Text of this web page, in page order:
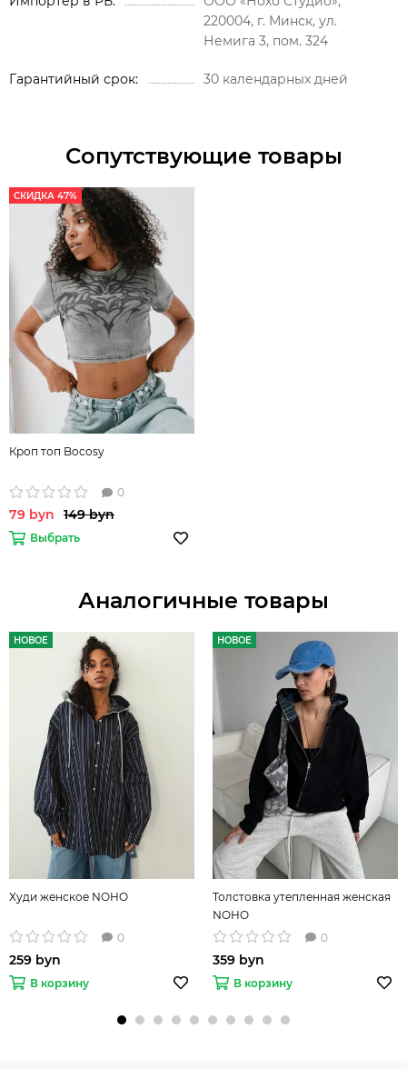
220004, г. Минск, ул.
Немига 3, пом. 324
Гарантийный срок 30 календарных дней
Сопутствующие товары
СКИДКА 47%
Кроп топ Bocosy
0
79 byn 149 byn
Выбрать
Аналогичные товары
НОВОЕ
Худи женское NOHO
0
259 byn
В корзину
НОВОЕ
Толстовка утепленная женская
NOHO
0
359 byn
В корзину